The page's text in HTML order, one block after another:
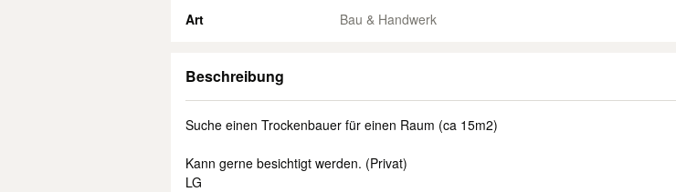
Art Bau & Handwerk
Beschreibung
Suche einen Trockenbauer für einen Raum (ca 15m2)
Kann gerne besichtigt werden. (Privat)
LG